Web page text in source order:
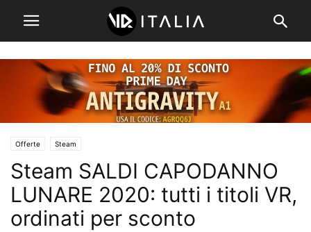
Offerte Steam
Steam SALDI CAPODANNO
LUNARE 2020: tutti i titoli VR,
ordinati per sconto